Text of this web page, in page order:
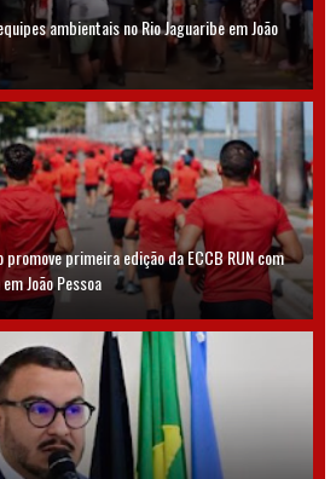
ambientais no Rio Jaguaribe em João
primeira edição da ECCB RUN com
João Pessoa